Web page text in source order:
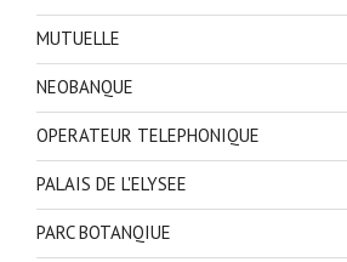
MUTUELLE
NEOBANQUE
OPERATEUR TELEPHONIQUE
PALAIS DE L'ELYSEE
PARC BOTANQIUE